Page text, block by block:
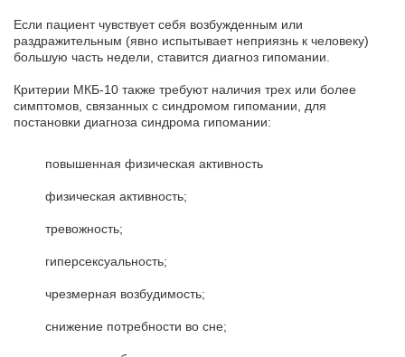
Если пациент чувствует себя возбужденным или
раздражительным (явно испытывает неприязнь к человеку)
большую часть недели, ставится диагноз гипомании.
Критерии МКБ-10 также требуют наличия трех или более
симптомов, связанных с синдромом гипомании, для
постановки диагноза синдрома гипомании:
повышенная физическая активность
физическая активность;
тревожность;
гиперсексуальность;
чрезмерная возбудимость;
снижение потребности во сне;